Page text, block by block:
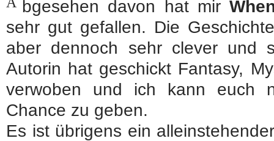
bgesehen davon hat mir
sehr gut gefallen. Die
aber dennoch sehr clever und
Autorin hat geschickt Fantasy,
verwoben und ich kann euch
Chance zu geben.
Es ist übrigens ein